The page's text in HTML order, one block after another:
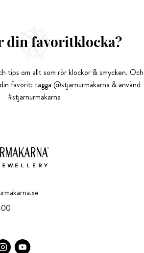
din favoritklocka?
tips om allt som rör klockor & smycken. Och
favorit: tagga @stjarnurmakarna & använd
#stjarnurmakarna